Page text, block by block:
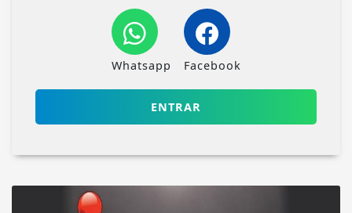
Whatsapp Facebook
ENTRAR